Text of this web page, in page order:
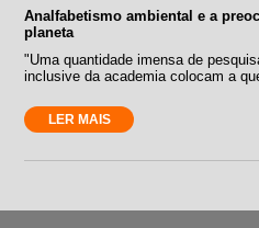
Analfabetismo ambiental e a
planeta
"Uma quantidade imensa de
inclusive da academia colocam a
LER MAIS